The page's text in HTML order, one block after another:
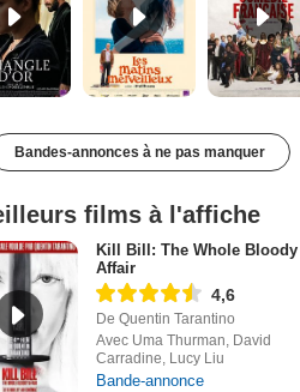
Bandes-annonces à ne pas manquer
films à l'affiche
Kill Bill: The Whole Bloody
Affair
4,6
De Quentin Tarantino
Avec Uma Thurman, David
Carradine, Lucy Liu
Bande-annonce